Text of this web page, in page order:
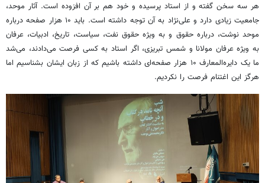
هر سه سخن گفته و از استاد پرسیده و خود هم بر آن افزوده است. آثار موحد،
جامعیت زیادی دارد و علی‌نژاد به آن توجه داشته است. باید ۱۰ هزار صفحه درباره
موحد نوشت، درباره حقوق و به ویژه حقوق نفت، سیاست، تاریخ، ادبیات، عرفان
به ویژه عرفان مولانا و شمس تبریزی، اگر استاد به کسی فرصت می‌دادند، می‌شد
ما یک دایره‌المعارف ۱۰ هزار صفحه‌ای داشته باشیم که از زبان ایشان بشناسیم اما
هرگز این اغتنام فرصت را نکردیم.